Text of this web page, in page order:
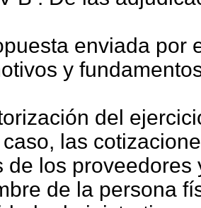
enviada por
y
del
las
de los proveedores
de la persona